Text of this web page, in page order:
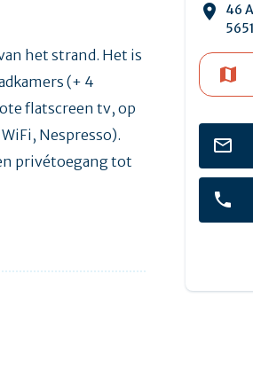
46
het strand. Het is
(+ 4
flatscreen tv, op
Nespresso).
privétoegang tot